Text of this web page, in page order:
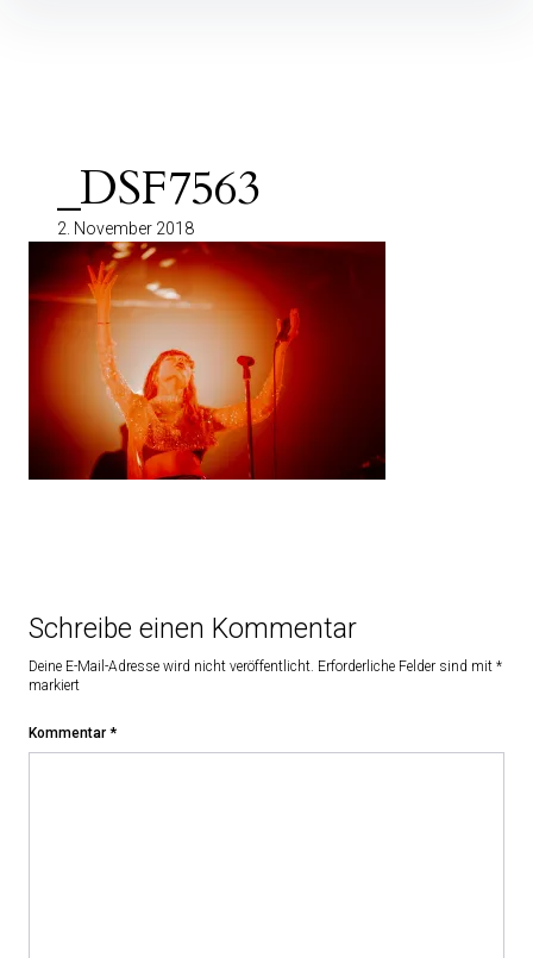
_DSF7563
2. November 2018
Schreibe einen Kommentar
Deine E-Mail-Adresse wird nicht veröffentlicht. Erforderliche Felder sind mit *
markiert
Kommentar *